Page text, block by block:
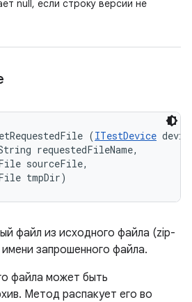
null, если строку версии не
(ITestDevice
requestedFileName,
sourceFile,
tmpDir)
файл из исходного файла (zip-
запрошенного файла.
файла может быть
Метод распакует его во